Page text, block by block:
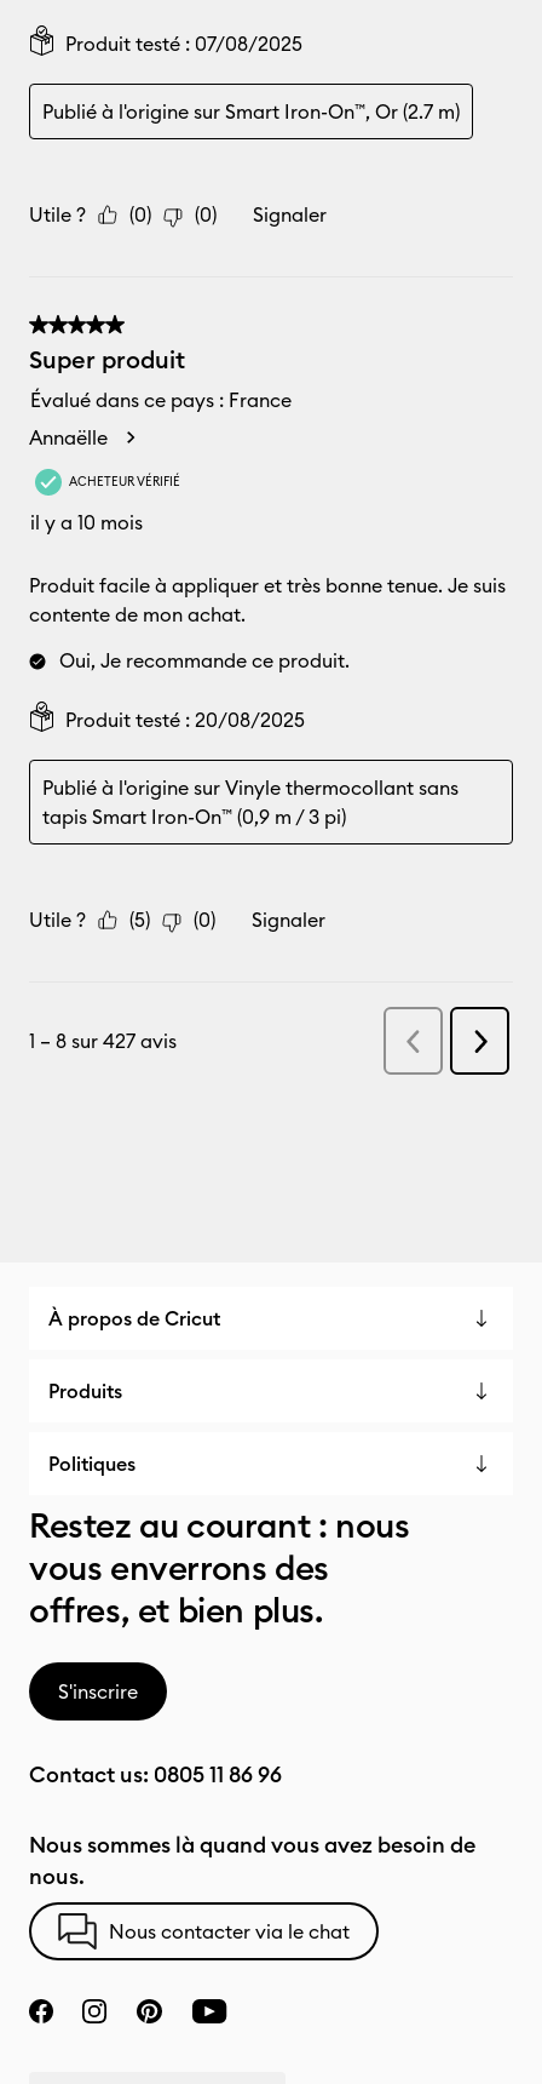
À propos de Cricut
Produits
Politiques
Restez au courant : nous
vous enverrons des
offres, et bien plus.
S'inscrire
Contact us: 0805 11 86 96
Nous sommes là quand vous avez besoin de
nous.
Nous contacter via le chat